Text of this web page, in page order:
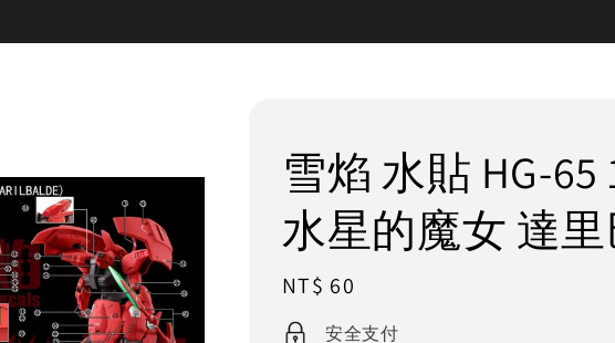
雪焰 水貼 HG-65
水星的魔女 達
Regular
price
NT$ 60
安全支付